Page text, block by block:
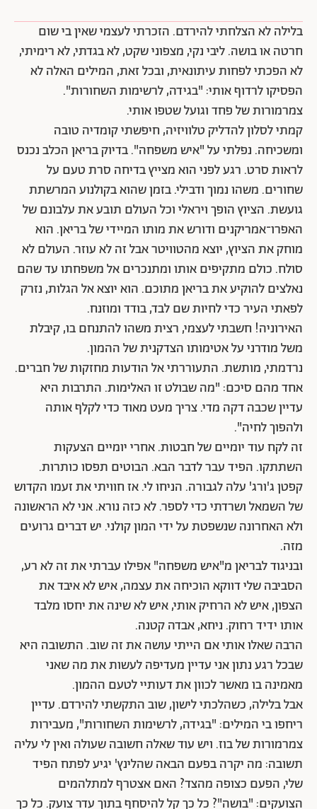
בלילה לא הצלחתי להירדם. הזכרתי לעצמי שאין בי שום
חרטה או בושה. ליבי נקי, מצפוני שקט, לא בגדתי, לא רימיתי,
לא הפכתי לפחות עיתונאית, ובכל זאת, המילים האלה לא
הפסיקו לרדוף אותי: "בגידה, לרשימות השחורות".
צמרמורות של פחד וגועל שטפו אותי.
קמתי לסלון להדליק טלוויזיה, חיפשתי קומדיה טובה
ומשכיחה. נפלתי על "איש משפחה". בדיוק בריאן הכלב נכנס
לראות סרט. רגע לפני הוא מצייץ בדיחה סרת טעם על
שחורים. משהו נמוך ודבילי. בזמן שהוא בקולנוע המרשתת
גועשת. הציוץ הופך ויראלי וכל העולם תובע את עלבונם של
האפרו־אמריקנים ודורש את מותו המיידי של בריאן. הוא
מוחק את הציוץ, יוצא מהטוויטר אבל זה לא עוזר. העולם לא
סולח. כולם מתקיפים אותו ומתנכרים אל משפחתו עד שהם
נאלצים להוקיע את בריאן מתוכם. הוא יוצא אל הגלות, נזרק
לפאתי העיר כדי לחיות שם לבד, בודד ומוזנח.
האירוניה! חשבתי לעצמי, רצית משהו להתנחם בו, קיבלת
משל מודרני על אטימותו הצדקנית של ההמון.
נרדמתי, מותשת. התעוררתי אל הודעות מחזקות של חברים.
אחד מהם סיכם: "מה שבולט זו האלימות. התרבות היא
עדיין שכבה דקה מדי. צריך מעט מאוד כדי לקלף אותה
ולהפוך לחיה".
זה לקח עוד יומיים של חבטות. אחרי יומיים הצעקות
השתתקו. הפיד עבר לדבר הבא. הבוטים תפסו כותרות.
קפטן ג'ורג' עלה לגבורה. הניחו לי. אז חוויתי את זעמו הקדוש
של השמאל ושרדתי כדי לספר. לא כזה נורא. אני לא הראשונה
ולא האחרונה שנשפטת על ידי המון קולני. יש דברים גרועים
מזה.
ובניגוד לבריאן מ"איש משפחה" אפילו עברתי את זה לא רע,
הסביבה שלי דווקא הוכיחה את עצמה, איש לא איבד את
הצפון, איש לא הרחיק אותי, איש לא שינה את יחסו מלבד
אותו ידיד רחוק. ניחא, אבדה קטנה.
הרבה שאלו אותי אם הייתי עושה את זה שוב. התשובה היא
שבכל רגע נתון אני עדיין מעדיפה לעשות את מה שאני
מאמינה בו מאשר לכוון את דעותיי לטעם ההמון.
אבל בלילה, כשהלכתי לישון, שוב התקשתי להירדם. עדיין
ריחפו בי המילים: "בגידה, לרשימות השחורות", מעבירות
צמרמורות של בוז. ויש עוד שאלה חשובה שעולה ואין לי עליה
תשובה: מה יקרה בפעם הבאה שהלינץ' יגיע לפתח הפיד
שלי, הפעם כצופה מהצד? האם אצטרף למתלהמים
הצועקים: "בושה"? כל כך קל להיסחף בתוך עדר צועק. כל כך